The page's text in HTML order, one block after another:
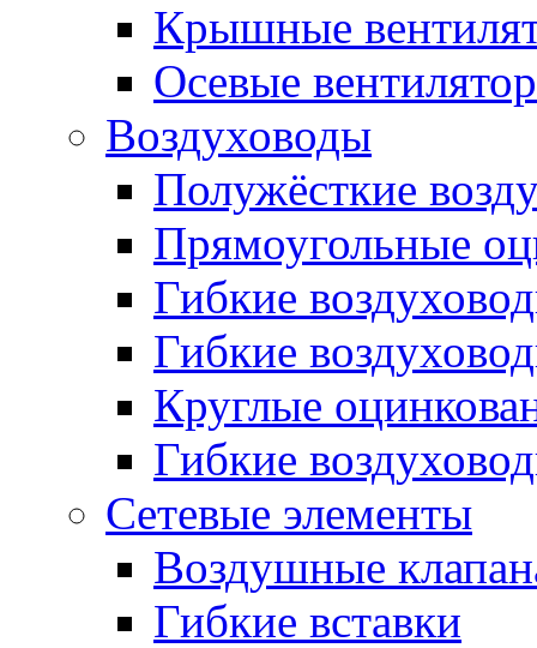
Крышные
Осевые
Воздуховоды
Полужёсткие
Прямоугольные
Гибкие
Гибкие
Круглые
Гибкие
Сетевые элементы
Воздушные
Гибкие вставки